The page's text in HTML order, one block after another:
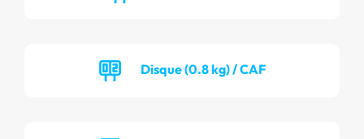
Disque (0.8 kg) / CAF